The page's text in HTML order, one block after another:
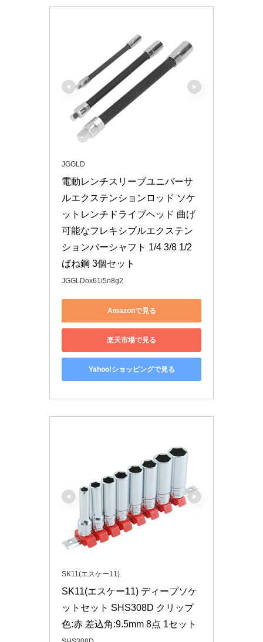
JGGLD
電動レンチスリーブユニバーサ
ルエクステンションロッド ソケ
ットレンチドライブヘッド 曲げ
可能なフレキシブルエクステン
ションバーシャフト 1/4 3/8 1/2
ばね鋼 3個セット
JGGLDox61i5n8g2
Amazonで見る
楽天市場で見る
Yahoo!ショッピングで見る
SK11(エスケー11)
SK11(エスケー11) ディープソケ
ットセット SHS308D クリップ
色:赤 差込角:9.5mm 8点 1セット